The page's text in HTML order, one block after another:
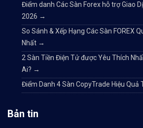
Điểm danh Các Sàn Forex hỗ trợ Giao
2026 →
So Sánh & Xếp Hạng Các Sàn FOREX
Nhất →
2 Sàn Tiền Điện Tử được Yêu Thích
Ai? →
Điểm Danh 4 Sàn CopyTrade Hiệu Quả
Bản tin